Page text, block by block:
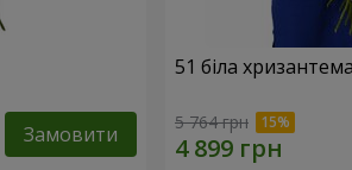
Замовити
51 біла хризантема
5 764 грн